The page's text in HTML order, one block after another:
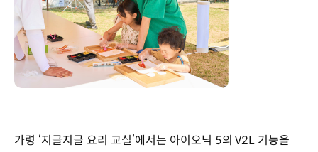
가령 ‘지글지글 요리 교실’에서는 아이오닉 5의 V2L 기능을